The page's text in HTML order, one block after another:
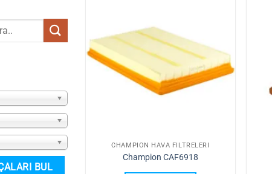
CHAMPION HAVA FILTRELERI
Champion CAF6918